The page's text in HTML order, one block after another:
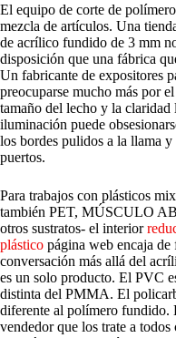
El equipo de corte de
mezcla de artículos. Una
de acrílico fundido de 3 mm
disposición que una fábrica
Un fabricante de expositores
preocuparse mucho más por
tamaño del lecho y la claridad
iluminación puede
los bordes pulidos a la llama
puertos.
Para trabajos con plásticos
también PET, MÚSCULO
otros sustratos- el interior
plástico página web encaja
conversación más allá del
es un solo producto. El PVC
distinta del PMMA. El
diferente al polímero fundido.
vendedor que los trate a